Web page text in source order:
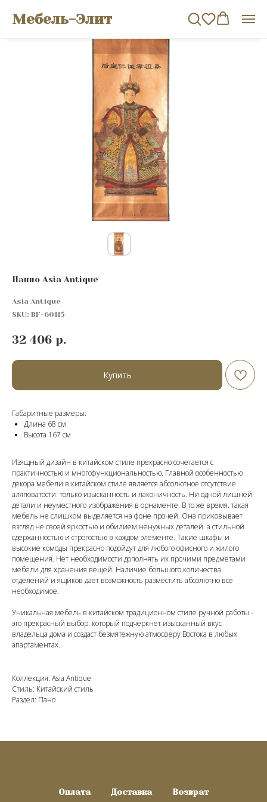
Мебель-Элит
Панно Asia Antique
Asia Antique
SKU: BF-60115
32 406 р.
Купить
Габаритные размеры:
Длина 68 см
Высота 167 cм
Изящный дизайн в китайском стиле прекрасно сочетается с
практичностью и многофункциональностью. Главной особенностью
декора мебели в китайском стиле является абсолютное отсутствие
аляповатости: только изысканность и лаконичность. Ни одной лишней
детали и неуместного изображения в орнаменте. В то же время. такая
мебель не слишком выделяется на фоне прочей. Она приковывает
взгляд не своей яркостью и обилием ненужных деталей. а стильной
сдержанностью и строгостью в каждом элементе. Такие шкафы и
высокие комоды прекрасно подойдут для любого офисного и жилого
помещения. Нет необходимости дополнять их прочими предметами
мебели для хранения вещей. Наличие большого количества
отделений и ящиков дает возможность разместить абсолютно все
необходимое.
Уникальная мебель в китайском традиционном стиле ручной работы -
это прекрасный выбор. который подчеркнет изысканный вкус
владельца дома и создаст безмятежную атмосферу Востока в любых
апартаментах.
Коллекция: Asia Antique
Стиль: Китайский стиль
Раздел: Пано
Оплата Доставка Возврат